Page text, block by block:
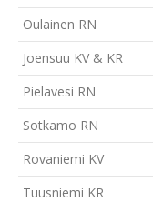
Oulainen RN
Joensuu KV & KR
Pielavesi RN
Sotkamo RN
Rovaniemi KV
Tuusniemi KR